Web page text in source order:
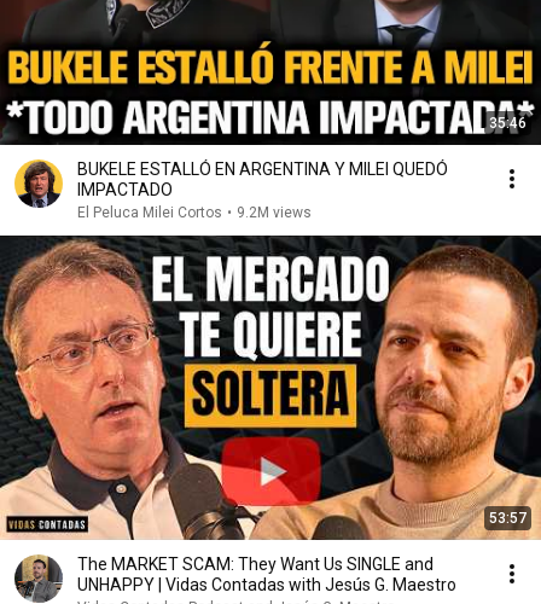
35:46
BUKELE ESTALLÓ EN ARGENTINA Y MILEI QUEDÓ
IMPACTADO
El Peluca Milei Cortos • 9.2M views
53:57
The MARKET SCAM: They Want Us SINGLE and
UNHAPPY | Vidas Contadas with Jesús G. Maestro